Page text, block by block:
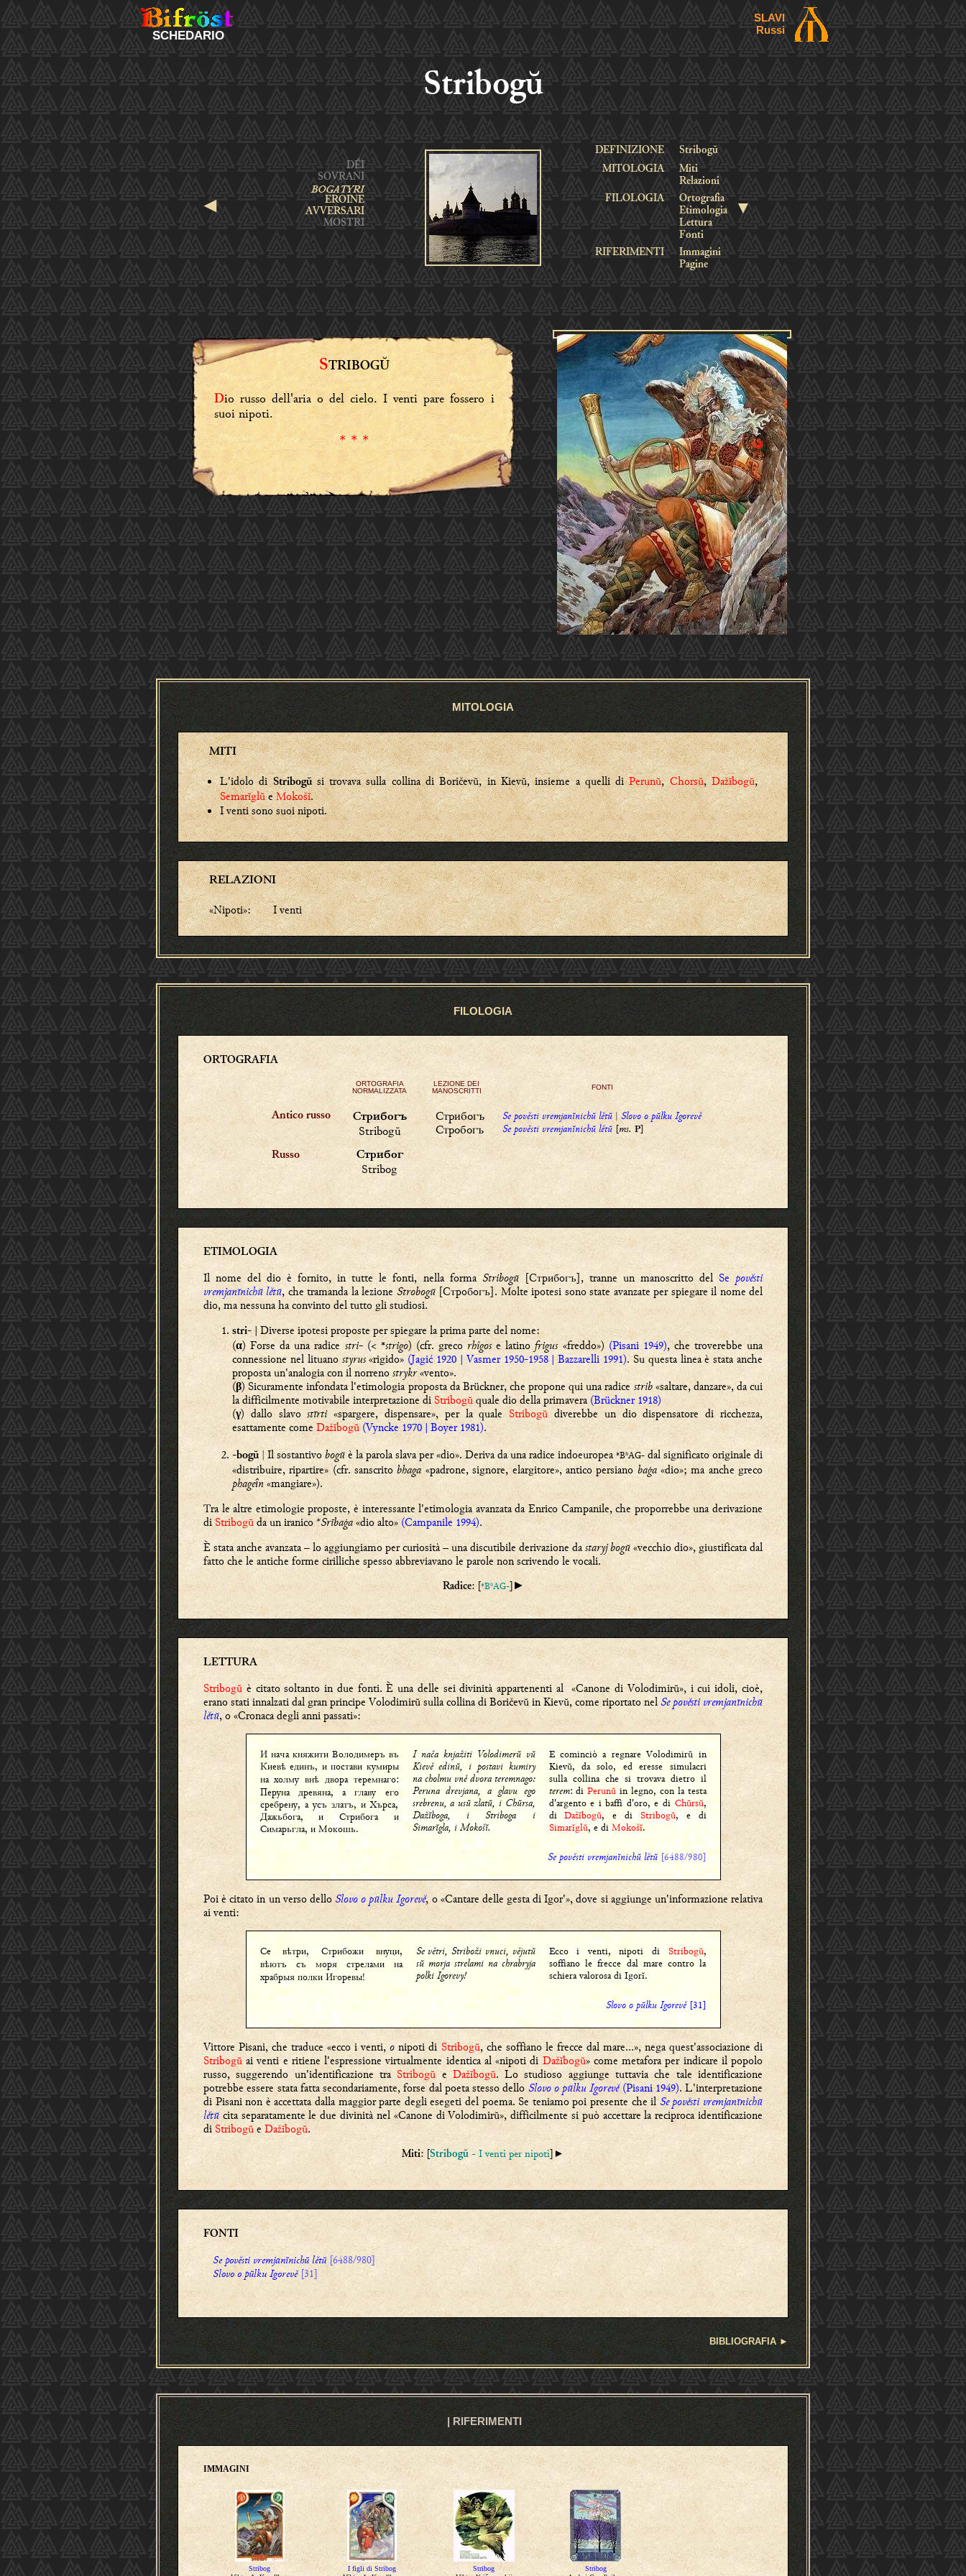
SCHEDARIO
SLAVI
Russi
Stribogŭ
◄
DEFINIZIONE Stribogŭ
▼
MITOLOGIA
Miti
Relazioni
FILOLOGIA
Ortografia
Etimologia
Lettura
Fonti
RIFERIMENTI
Immagini
Pagine
STRIBOGŬ
Dio russo dell'aria o del cielo. I venti pare fossero i
suoi nipoti.
* * *
MITOLOGIA
MITI
L'idolo diStribogŭsi trovava sulla collina di Boričevŭ, in Kievŭ, insieme a quelli diPerunŭ,Chorsŭ,Dažĭbogŭ,
SemarĭglŭeMokošĭ.
I venti sono suoi nipoti.
RELAZIONI
«Nipoti»: I venti
FILOLOGIA
ORTOGRAFIA
ORTOGRAFIA
NORMALIZZATA
LEZIONE DEI
MANOSCRITTI
FONTI
Antico russo Стрибогъ
Stribogŭ
Стрибогъ
Стробогъ
Se pověsti vremjanĭnichŭ lětŭ | Slovo o pŭlku Igorevě
Se pověsti vremjanĭnichŭ lětŭ [ms. P]
Russo Стрибог
Stribog
ETIMOLOGIA
Il nome del dio è fornito, in tutte le fonti, nella forma Stribogŭ[Стрибогъ], tranne un manoscritto del Sepověsti
vremjanĭnichŭ lětŭ, che tramanda la lezione Strobogŭ[Стробогъ]. Molte ipotesi sono state avanzate per spiegare il nome del
dio, ma nessuna ha convinto del tutto gli studiosi.
stri- | Diverse ipotesi proposte per spiegare la prima parte del nome:
(α) Forse da una radice stri- (< *strigo) (cfr. grecorhîgose latinofrigus«freddo») (Pisani 1949), che troverebbe una
connessione nel lituano styrus«rigido» (Jagić 1920 | Vasmer 1950-1958 | Bazzarelli 1991). Su questa linea è stata anche
proposta un'analogia con il norrenostrykr«vento».
(β) Sicuramente infondata l'etimologia proposta da Brückner, che propone qui una radicestrib«saltare, danzare», da cui
la difficilmente motivabile interpretazione di Stribogŭquale dio della primavera (Brückner 1918)
(γ) dallo slavostĭrti«spargere, dispensare», per la quale Stribogŭ diverebbe un dio dispensatore di ricchezza,
esattamente come Dažĭbogŭ (Vyncke 1970 | Boyer 1981).
-bogŭ |Il sostantivobogŭè la parola slava per «dio». Deriva da una radice indoeuropea*BʰAG- dal significato originale di
«distribuire, ripartire» (cfr. sanscritobhaga «padrone, signore, elargitore», antico persiano baġa «dio»; ma anche greco
phageîn«mangiare»).
Tra le altre etimologie proposte, è interessante l'etimologia avanzata da Enrico Campanile, che proporrebbe una derivazione
di Stribogŭda un iranico*Srībaġa«dio alto» (Campanile 1994).
È stata anche avanzata – lo aggiungiamo per curiosità – una discutibile derivazione dastaryj bogŭ«vecchio dio», giustificata dal
fatto che le antiche forme cirilliche spesso abbreviavano le parole non scrivendo le vocali.
Radice: [*BʰAG-]►
LETTURA
Stribogŭ è citato soltanto in due fonti. È una delle sei divinità appartenenti al «Canone di Volodimirŭ», i cui idoli, cioè,
erano stati innalzati dal gran principe Volodimirŭ sulla collina di Boričevŭ in Kievŭ, come riportato nelSe pověsti vremjanĭnichŭ
lětŭ, o «Cronaca degli anni passati»:
И нача княжити Володимеръ въ
Киевѣединъ, и постави кумиры
на холму внѣ двора теремнаго:
Перуна древяна, а главу его
сребрену, а усъ златъ, и Хърса,
Дажьбога, и Стрибога и
Симарьгла, и Мокошь.
I nača knjažiti Volodimerŭ vŭ
Kievě edinŭ, i postavi kumiry
na cholmu vně dvora teremnago:
Peruna drevjana, a glavu ego
srebrenu, a usŭ zlatŭ, i Chŭrsa,
Dažĭboga, i Striboga i
Simarĭgla, i Mokošĭ.
E cominciò a regnare Volodimirŭ in
Kievŭ, da solo, ed eresse simulacri
sulla collina che si trovava dietro il
terem: diPerunŭ in legno, con la testa
d'argento e i baffi d'oro, e di Chŭrsŭ,
diDažĭbogŭ, e di Stribogŭ, e di
Simarĭglŭ, e di Mokošĭ.
Se pověsti vremjanĭnichŭ lětŭ[6488/980]
Poi è citato in un verso dello Slovo o pŭlku Igorevě, o «Cantare delle gesta di Igor'», dove si aggiunge un'informazione relativa
ai venti:
Се вѣтри, Стрибожи внуци,
вѣютъ съ моря стрелами на
храбрыя полки Игоревы!
Se větri, Striboži vnuci, vějutŭ
sŭ morja strelami na chrabryja
polki Igorevy!
Ecco i venti, nipoti di Stribogŭ,
soffiano le frecce dal mare contro la
schiera valorosa di Igorĭ.
Slovo o pŭlku Igorevě [31]
Vittore Pisani, che traduce «ecco i venti,o nipoti di Stribogŭ, che soffiano le frecce dal mare...», nega quest'associazione di
Stribogŭ ai venti e ritiene l'espressione virtualmente identica al «nipoti di Dažĭbogŭ» come metafora per indicare il popolo
russo, suggerendo un'identificazione tra Stribogŭ e Dažĭbogŭ. Lo studioso aggiunge tuttavia che tale identificazione
potrebbe essere stata fatta secondariamente, forse dal poeta stesso dello Slovo o pŭlku Igorevě (Pisani 1949). L'interpretazione
di Pisani non è accettata dalla maggior parte degli esegeti del poema. Se teniamo poi presente che il Se pověsti vremjanĭnichŭ
lětŭ cita separatamente le due divinità nel «Canone di Volodimirŭ», difficilmente si può accettare la reciproca identificazione
di Stribogŭe Dažĭbogŭ.
Miti: [Stribogŭ - I venti per nipoti]►
FONTI
Se pověsti vremjanĭnichŭ lětŭ[6488/980]
Slovo o pŭlku Igorevě [31]
BIBLIOGRAFIA►
| RIFERIMENTI
IMMAGINI
Stribog
I figli di Stribog
Stribog
Stribog